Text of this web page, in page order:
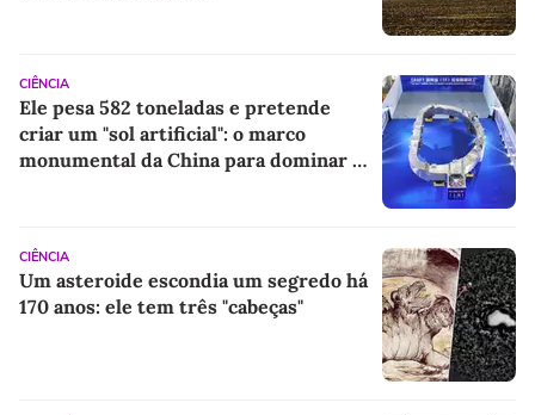
CIÊNCIA
Ele pesa 582 toneladas e pretende
criar um "sol artificial": o marco
monumental da China para dominar a
CIÊNCIA
Um asteroide escondia um segredo há
170 anos: ele tem três "cabeças"